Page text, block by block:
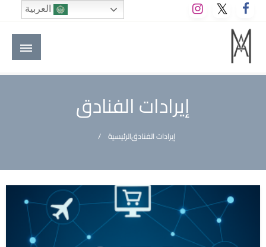
التخطي
إلى
المحتوى
M A hotels | إم ايه هوتيلز
الموقع الأول للعاملين في الفنادق في العالم العربي
إيرادات الفنادق
الرئيسيةإيرادات الفنادق
العربية